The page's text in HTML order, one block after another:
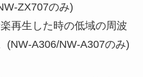
ZX707のみ)
再生した時の低域の周波
(NW-A306/NW-A307のみ)